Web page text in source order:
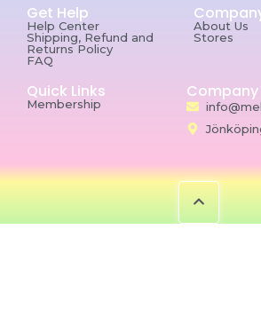
Get Help
Help Center
Shipping, Refund and
Returns Policy
FAQ
About Us
Stores
Quick Links
Membership
Company